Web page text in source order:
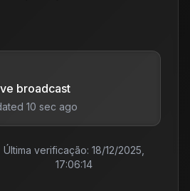
broadcast
10 sec ago
Última verificação: 18/12/2025,
17:06:14